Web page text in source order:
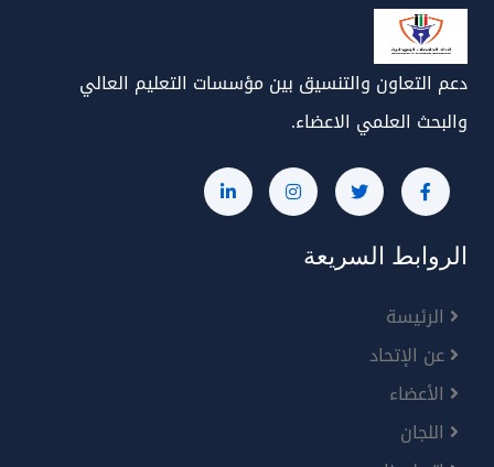
دعم التعاون والتنسيق بين مؤسسات التعليم العالي
والبحث العلمي الاعضاء.
الروابط السريعة
الرئيسة
عن الإتحاد
الأعضاء
اللجان